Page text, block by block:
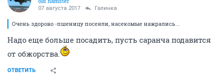
07 августа 2017 Галинка
Очень здорово -пшеницу посеяли, насекомые нажрались...
Надо еще больше посадить, пусть саранча подавится
от обжорства.
ОТВЕТИТЬ